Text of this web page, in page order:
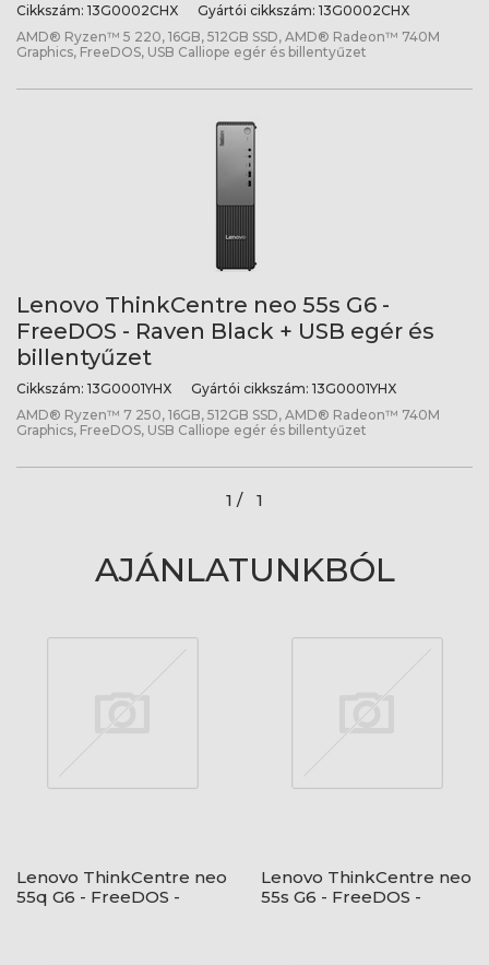
Cikkszám: 13G0002CHX Gyártói cikkszám: 13G0002CHX
AMD® Ryzen™ 5 220, 16GB, 512GB SSD, AMD® Radeon™ 740M
Graphics, FreeDOS, USB Calliope egér és billentyűzet
Lenovo ThinkCentre neo 55s G6 -
FreeDOS - Raven Black + USB egér és
billentyűzet
Cikkszám: 13G0001YHX Gyártói cikkszám: 13G0001YHX
AMD® Ryzen™ 7 250, 16GB, 512GB SSD, AMD® Radeon™ 740M
Graphics, FreeDOS, USB Calliope egér és billentyűzet
1 / 1
AJÁNLATUNKBÓL
Lenovo ThinkCentre neo
55q G6 - FreeDOS -
Lenovo ThinkCentre neo
55s G6 - FreeDOS -